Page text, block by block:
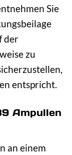
Sie
der
zu
entspricht.
Ampullen
an einem